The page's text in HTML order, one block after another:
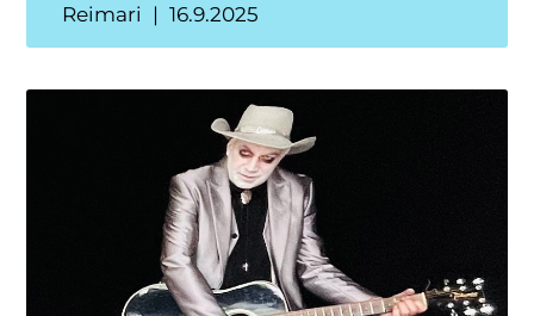
Reimari 16.9.2025